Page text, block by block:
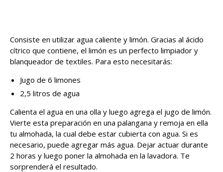
Consiste en utilizar agua caliente y limón. Gracias al ácido
cítrico que contiene, el limón es un perfecto limpiador y
blanqueador de textiles. Para esto necesitarás:
Jugo de 6 limones
2,5 litros de agua
Calienta el agua en una olla y luego agrega el jugo de limón.
Vierte esta preparación en una palangana y remoja en ella
tu almohada, la cual debe estar cubierta con agua. Si es
necesario, puede agregar más agua. Dejar actuar durante
2 horas y luego poner la almohada en la lavadora. Te
sorprenderá el resultado.